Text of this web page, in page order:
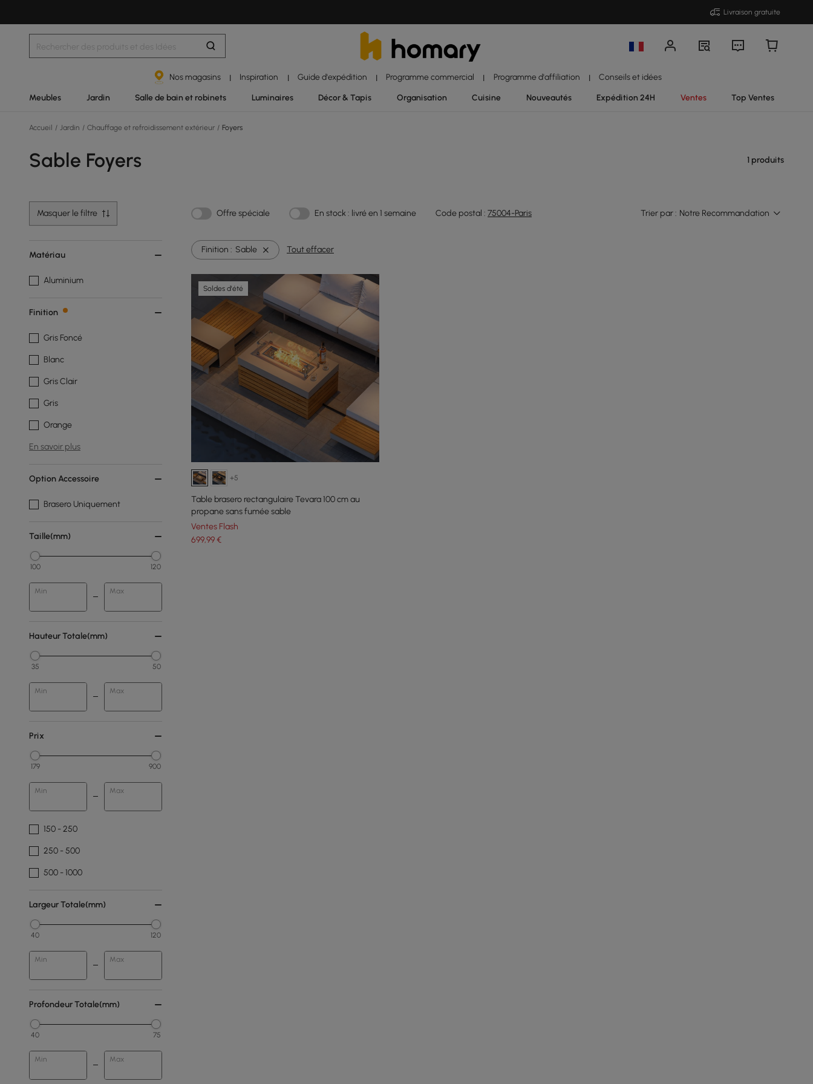
Livraison gratuite
Nos magasins | Inspiration | Guide d'expédition | Programme commercial | Programme d'affiliation | Conseils et idées
Meubles Jardin Salle de bain et robinets Luminaires Décor & Tapis Organisation Cuisine Nouveautés Expédition 24H Ventes Top Ventes
Accueil / Jardin / Chauffage et refroidissement extérieur / Foyers
Sable Foyers 1 produits
Masquer le filtre Offre spéciale En stock : livré en 1 semaine Code postal : 75004-Paris Trier par : Notre Recommandation
Matériau
Aluminium
Finition
Gris Foncé
Blanc
Gris Clair
Gris
Orange
En savoir plus
Option Accessoire
Brasero Uniquement
Taille(mm)
100 120
Min Max
Hauteur Totale(mm)
35 50
Min Max
Prix
179 900
Min Max
150 - 250
250 - 500
500 - 1000
Largeur Totale(mm)
40 120
Min Max
Profondeur Totale(mm)
40 75
Min Max
Finition : Sable Tout effacer
Soldes d'été
+5
Table brasero rectangulaire Tevara 100 cm au
propane sans fumée sable
Ventes Flash
699,99€